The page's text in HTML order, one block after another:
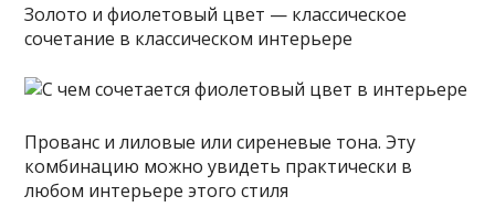
Золото и фиолетовый цвет — классическое
сочетание в классическом интерьере
Прованс и лиловые или сиреневые тона. Эту
комбинацию можно увидеть практически в
любом интерьере этого стиля